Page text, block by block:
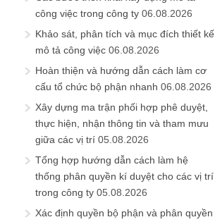
công việc trong công ty 06.08.2026
Khảo sát, phân tích và mục đích thiết kế
mô tả công việc 06.08.2026
Hoàn thiện và hướng dẫn cách làm cơ
cấu tổ chức bộ phận nhanh 06.08.2026
Xây dựng ma trận phối hợp phê duyệt,
thực hiện, nhận thông tin và tham mưu
giữa các vị trí 05.08.2026
Tổng hợp hướng dẫn cách làm hệ
thống phân quyền kí duyệt cho các vị trí
trong công ty 05.08.2026
Xác định quyền bộ phận và phân quyền